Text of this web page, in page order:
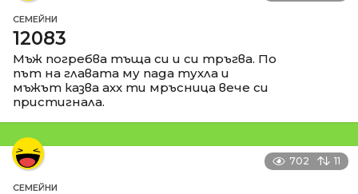
СЕМЕЙНИ
12083
Мъж погребва тъща си и си тръгва. По
път на главата му пада тухла и
мъжът казва ахх ти мръсница вече си
пристигнала.
702 11
СЕМЕЙНИ